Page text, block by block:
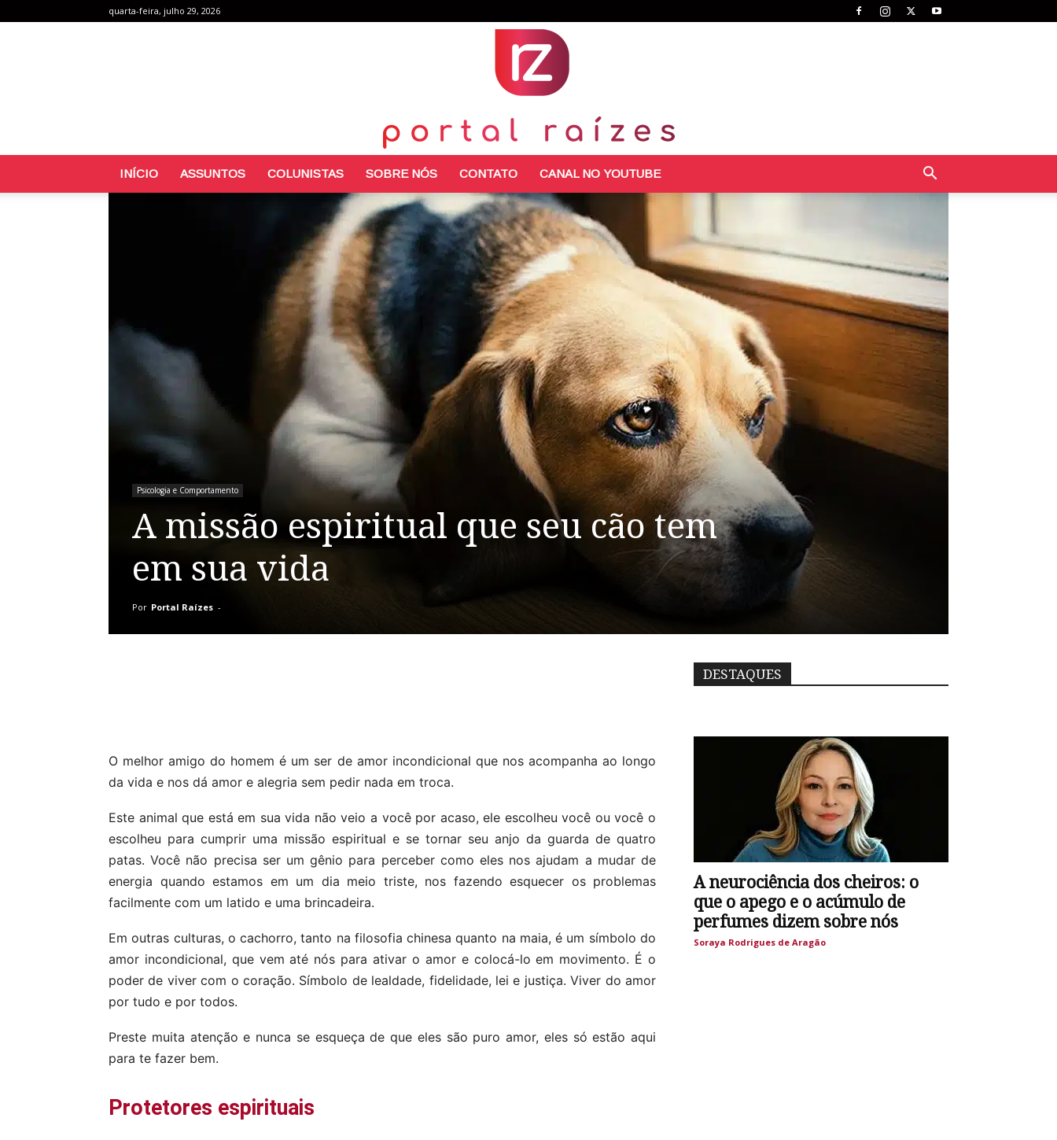
quarta-feira, julho 29, 2026
Portal
Raízes
INÍCIO ASSUNTOS COLUNISTAS SOBRE NÓS CONTATO CANAL NO YOUTUBE
Psicologia e Comportamento
A missão espiritual que seu cão tem
em sua vida
Por Portal Raízes -
O melhor amigo do homem é um ser de amor incondicional que nos acompanha ao longo
da vida e nos dá amor e alegria sem pedir nada em troca.
Este animal que está em sua vida não veio a você por acaso, ele escolheu você ou você o
escolheu para cumprir uma missão espiritual e se tornar seu anjo da guarda de quatro
patas. Você não precisa ser um gênio para perceber como eles nos ajudam a mudar de
energia quando estamos em um dia meio triste, nos fazendo esquecer os problemas
facilmente com um latido e uma brincadeira.
Em outras culturas, o cachorro, tanto na filosofia chinesa quanto na maia, é um símbolo do
amor incondicional, que vem até nós para ativar o amor e colocá-lo em movimento. É o
poder de viver com o coração. Símbolo de lealdade, fidelidade, lei e justiça. Viver do amor
por tudo e por todos.
Preste muita atenção e nunca se esqueça de que eles são puro amor, eles só estão aqui
para te fazer bem.
Protetores espirituais
DESTAQUES
A neurociência dos cheiros: o
que o apego e o acúmulo de
perfumes dizem sobre nós
Soraya Rodrigues de Aragão